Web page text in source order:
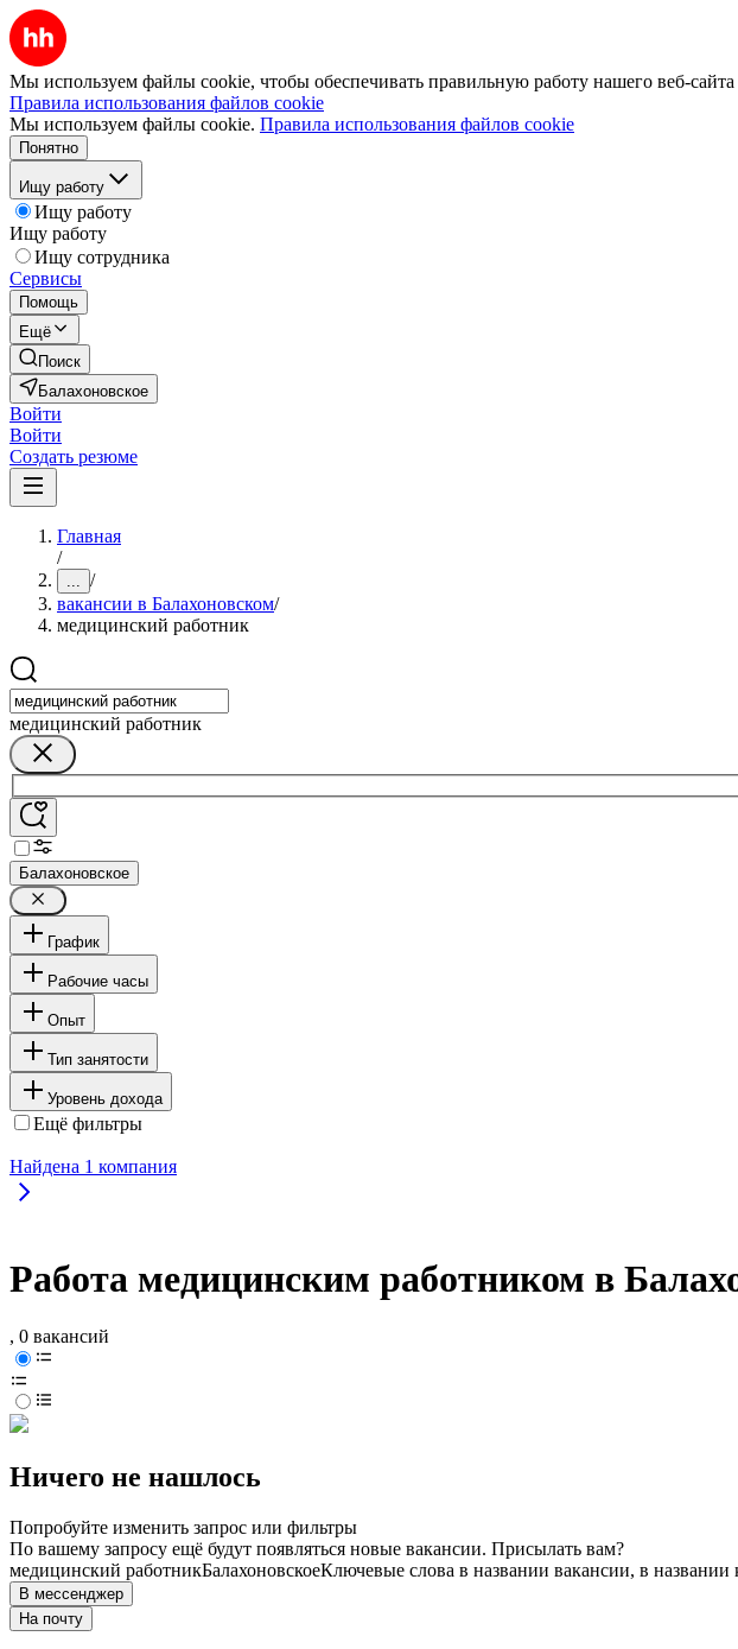
Мы используем файлы cookie, чтобы обеспечивать правильную работу нашего веб-сайта
Правила использования файлов cookie
Мы используем файлы cookie. Правила использования файлов cookie
Понятно
Ищу работу
Ищу работу
Ищу работу
Ищу сотрудника
Сервисы
Помощь
Ещё
Поиск
Балахоновское
Войти
Войти
Создать резюме
Главная
/
... /
вакансии в Балахоновском/
медицинский работник
медицинский работник
Балахоновское
График
Рабочие часы
Опыт
Тип занятости
Уровень дохода
Ещё фильтры
Найдена 1 компания
Работа медицинским работником в
, 0 вакансий
Ничего не нашлось
Попробуйте изменить запрос или фильтры
По вашему запросу ещё будут появляться новые вакансии. Присылать вам?
медицинский работникБалахоновскоеКлючевые слова в названии вакансии, в
В мессенджер
На почту